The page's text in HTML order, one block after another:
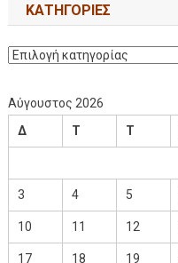
KΑΤΗΓΟΡΊΕΣ
Αύγουστος 2026
Δ
Τ Τ
3 4 5
10 11 12
17 18 19